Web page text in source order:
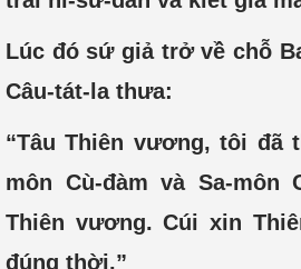
Lúc đó sứ giả trở về chỗ
Câu-tát-la thưa:
“Tâu Thiên vương, tôi đã
môn Cù-đàm và Sa-môn
Thiên vương. Cúi xin
đúng thời.”